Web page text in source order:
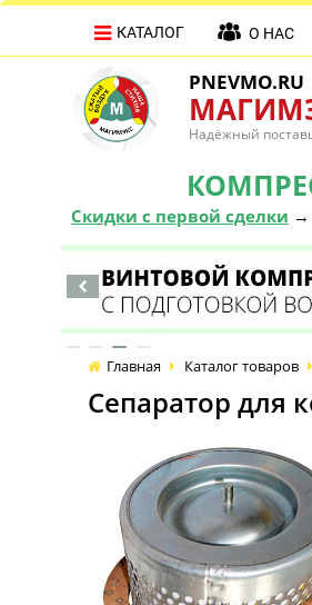
PNEVMO.RU
Надёжный
Скидки с первой сделки →
КАТАЛОГ О НАС
Главная Каталог товаров
Сепаратор для